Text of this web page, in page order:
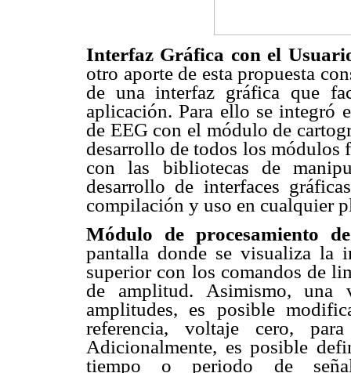
Interfaz Gráfica con el
otro aporte de esta propuesta
de una interfaz gráfica que
aplicación. Para ello se integró
de EEG con el módulo de
desarrollo de todos los módulos
con las bibliotecas de
desarrollo de interfaces
compilación y uso en cualquier
Módulo de procesamiento
pantalla donde se visualiza la
superior con los comandos de
de amplitud. Asimismo, una
amplitudes, es posible
referencia, voltaje cero,
Adicionalmente, es posible
tiempo o periodo de